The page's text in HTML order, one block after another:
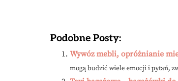
Podobne Posty:
Wywóz mebli, opróżnianie
mogą budzić wiele emocji i pytań,